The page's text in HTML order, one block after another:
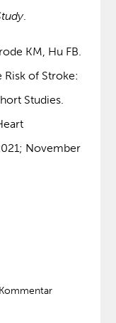
.
KM, Hu FB.
Risk of Stroke:
Studies.
November